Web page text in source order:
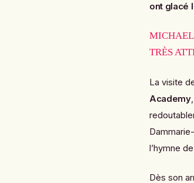
ont glacé
TRÈS
La visite
Academy
l’hymne
Dès son